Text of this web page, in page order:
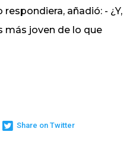
respondiera, añadió: - ¿Y,
más joven de lo que
Share on Twitter